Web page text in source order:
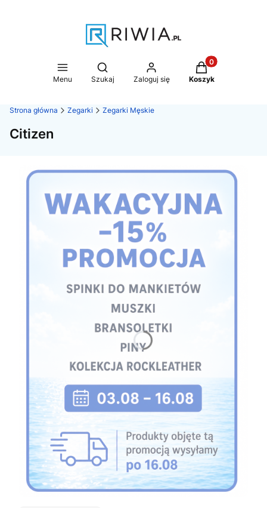
Menu
Otwórz wyszukiwarkę
Szukaj Zaloguj się
Produkty w
Koszyk
Strona główna Zegarki Zegarki Męskie
Citizen